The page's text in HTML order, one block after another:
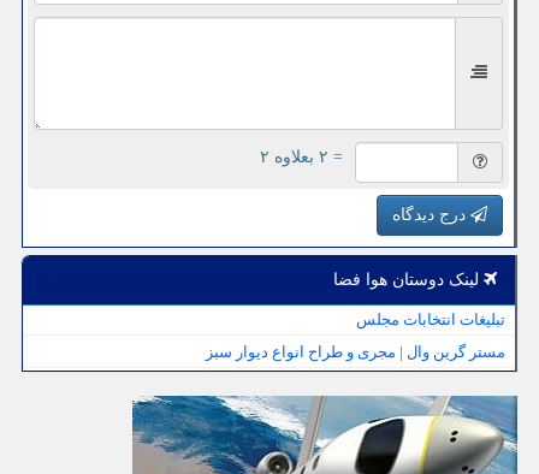
= ۲ بعلاوه ۲
درج دیدگاه
لینک دوستان هوا فضا
تبلیغات انتخابات مجلس
مستر گرین وال | مجری و طراح انواع دیوار سبز